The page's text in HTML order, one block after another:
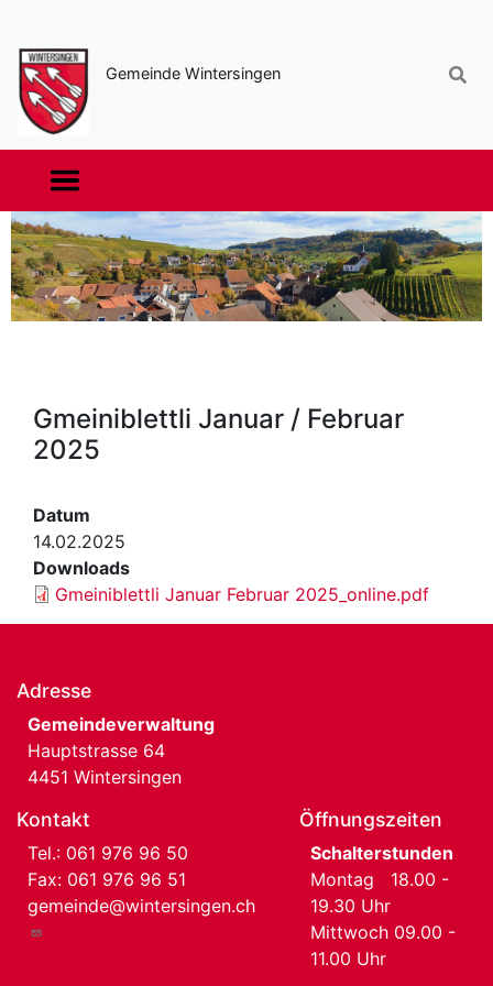
Gemeinde Wintersingen
Navigation
Gmeiniblettli Januar / Februar
2025
Datum
14.02.2025
Downloads
Gmeiniblettli Januar Februar 2025_online.pdf
Adresse
Gemeindeverwaltung
Hauptstrasse 64
4451 Wintersingen
Kontakt
Tel.: 061 976 96 50
Fax: 061 976 96 51
gemeinde@wintersingen.ch
Öffnungszeiten
Schalterstunden
Montag 18.00 -
19.30 Uhr
Mittwoch 09.00 -
11.00 Uhr